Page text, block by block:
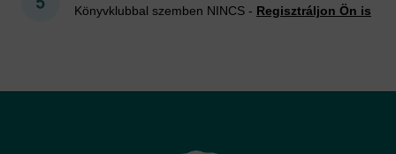
Könyvklubbal szemben NINCS - Regisztráljon Ön is